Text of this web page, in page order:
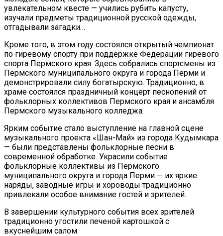
увлекательном квесте — учились рубить капусту,
изучали предметы традиционной русской одежды,
отгадывали загадки…
Кроме того, в этом году состоялся открытый чемпионат
по гиревому спорту при поддержке Федерации гиревого
спорта Пермского края. Здесь собрались спортсмены из
Пермского муниципального округа и города Перми и
демонстрировали силу богатырскую. Традиционно, в
храме состоялся праздничный концерт песнопений от
фольклорных коллективов Пермского края и ансамбля
Пермского музыкального колледжа.
Ярким событие стало выступление на главной сцене
музыкального проекта «Шан-Май» из города Кудымкара
— были представлены фольклорные песни в
современной обработке. Украсили событие
фольклорные коллективы из Пермского
муниципального округа и города Перми — их яркие
наряды, заводные игры и хороводы традиционно
привлекали особое внимание гостей и зрителей.
В завершении культурного события всех зрителей
традиционно угостили печеной картошкой с
вкуснейшим салом.